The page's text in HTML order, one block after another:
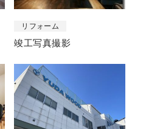
リフォーム
竣工写真撮影